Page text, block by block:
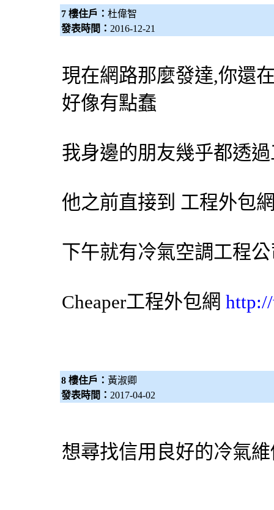
7 樓住戶： 杜偉智
發表時間： 2016-12-21
現在網路那麼發達,你還
好像有點蠢
我身邊的朋友幾乎都透
他之前直接到 工程外包
下午就有冷氣空調工程
Cheaper工程外包網
8 樓住戶： 黃淑卿
發表時間： 2017-04-02
想尋找信用良好的冷氣